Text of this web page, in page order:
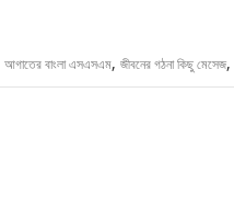
আগাতের বাংলা এসএসএম, জীবনের গঠনা কিছু মেসেজ,